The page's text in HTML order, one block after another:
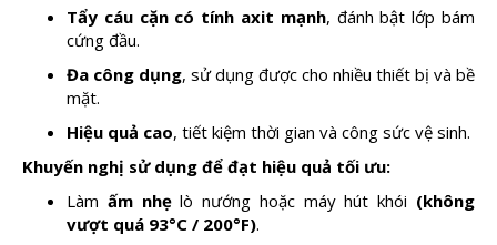
Tẩy cáu cặn có tính axit mạnh, đánh bật lớp bám
cứng đầu.
Đa công dụng, sử dụng được cho nhiều thiết bị và bề
mặt.
Hiệu quả cao, tiết kiệm thời gian và công sức vệ sinh.
Khuyến nghị sử dụng để đạt hiệu quả tối ưu:
Làm ấm nhẹlò nướng hoặc máy hút khói (không
vượt quá 93°C / 200°F).